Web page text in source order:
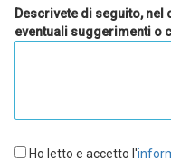
Descrivete di seguito,
eventuali suggerimenti o
Obbligatorio
Ho letto e accetto l'